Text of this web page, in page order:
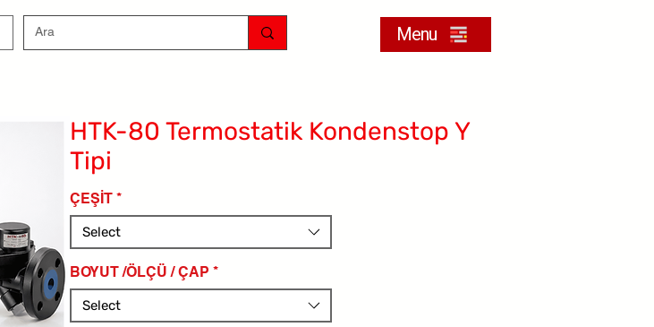
Menu
HTK-80 Termostatik Kondenstop Y
Tipi
ÇEŞİT *
Select
BOYUT /ÖLÇÜ / ÇAP *
Select